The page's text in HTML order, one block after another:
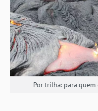
Por trilha: para quem